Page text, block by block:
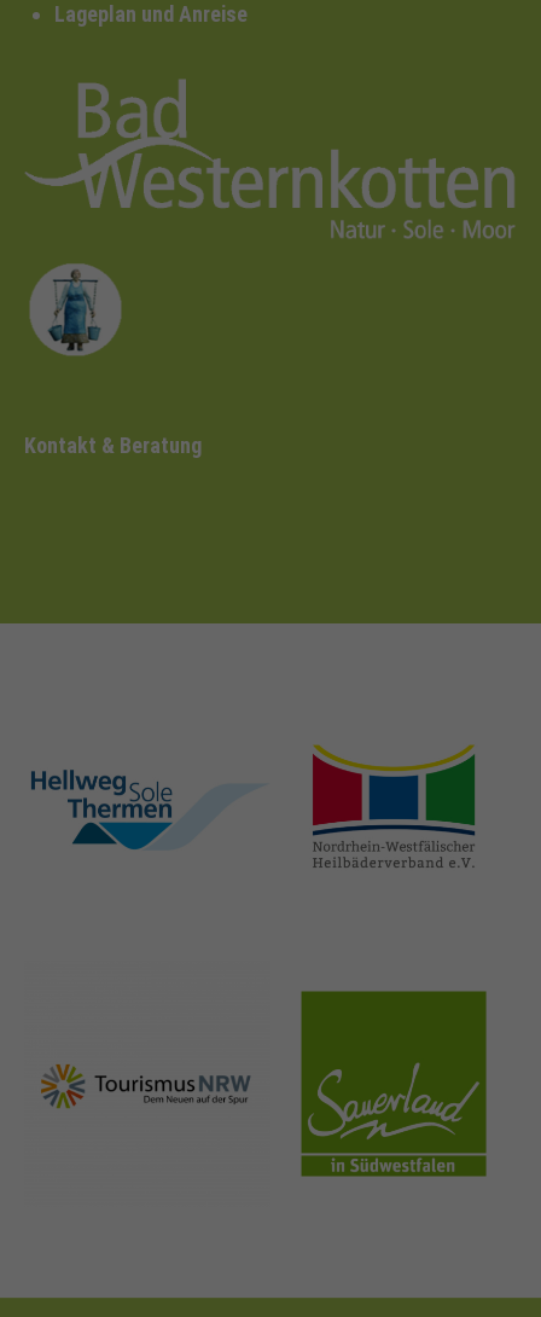
Lageplan und Anreise
Kontakt & Beratung
hellweg-sole-
thermen.de
heilbaeder.de
nrw-
tourismus.de
sauerland.co
m